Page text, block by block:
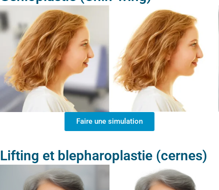
Faire une simulation
Lifting et blepharoplastie (cernes)